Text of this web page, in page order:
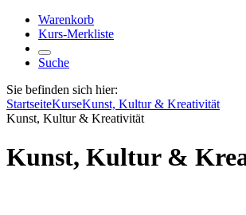
Warenkorb
Kurs-Merkliste
Suche
Sie befinden sich hier:
StartseiteKurseKunst, Kultur & Kreativität
Kunst, Kultur & Kreativität
Kunst, Kultur &